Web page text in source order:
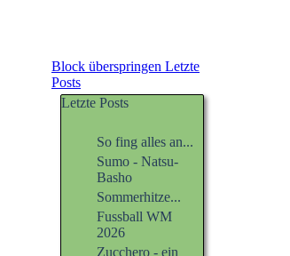
Block überspringen Letzte
Posts
Letzte Posts
So fing alles an...
Sumo - Natsu-
Basho
Sommerhitze...
Fussball WM
2026
Zucchero - ein